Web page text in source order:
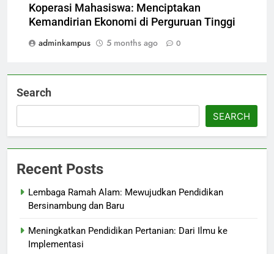
Koperasi Mahasiswa: Menciptakan
Kemandirian Ekonomi di Perguruan Tinggi
adminkampus
5 months ago 0
Search
SEARCH
Recent Posts
Lembaga Ramah Alam: Mewujudkan Pendidikan
Bersinambung dan Baru
Meningkatkan Pendidikan Pertanian: Dari Ilmu ke
Implementasi